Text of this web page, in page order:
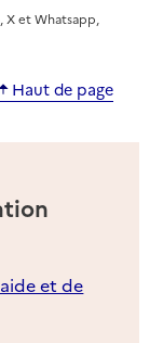
X et Whatsapp,
Haut de page
et de